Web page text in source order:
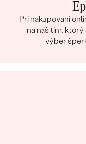
Pri nakupovaní
na náš tím,
výber